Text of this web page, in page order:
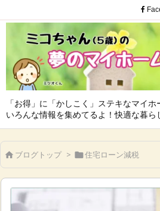
「お得」に「かしこく」ステキなマイホ
いろんな情報を集めてるよ！快適な暮ら
 ブログトップ > 住宅ローン減税